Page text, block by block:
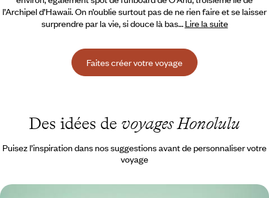
l’Archipel d’Hawaii. On n’oublie surtout pas de ne rien faire et se laisser
surprendre par la vie, si douce là bas… Lire la suite
Faites créer votre voyage
Des idées de voyages Honolulu
Puisez l’inspiration dans nos suggestions avant de personnaliser votre
voyage